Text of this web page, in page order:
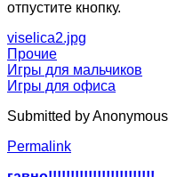
отпустите кнопку.
viselica2.jpg
Прочие
Игры для мальчиков
Игры для офиса
Submitted byAnonymous
Permalink